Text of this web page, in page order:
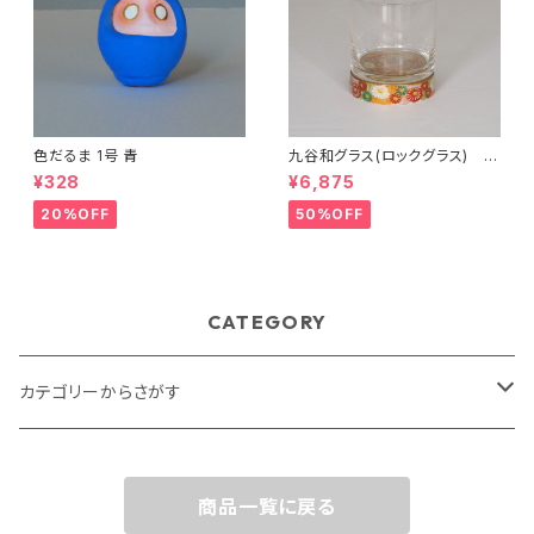
色だるま 1号 青
¥328
20%OFF
九谷和グラス(ロックグラス) 金
花詰
¥6,875
50%OFF
CATEGORY
カテゴリーからさがす
商品一覧に戻る